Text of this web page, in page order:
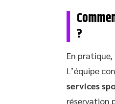
?
En
L’équipe
services
réservation